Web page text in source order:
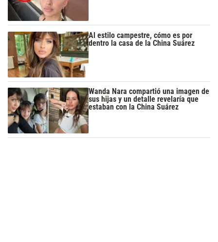
Al estilo campestre, cómo es por
dentro la casa de la China Suárez
Wanda Nara compartió una imagen de
sus hijas y un detalle revelaría que
estaban con la China Suárez